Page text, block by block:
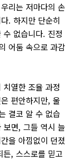
리는 저마다의 손
. 하지만 단순히
없습니다. 진정
어둠 속으로 과감
열한 조율 과정
편안하지만, 울
결코 알 수 없습
보면, 그들 역시 늘
을 아낌없이 던졌
든, 스스로를 믿고